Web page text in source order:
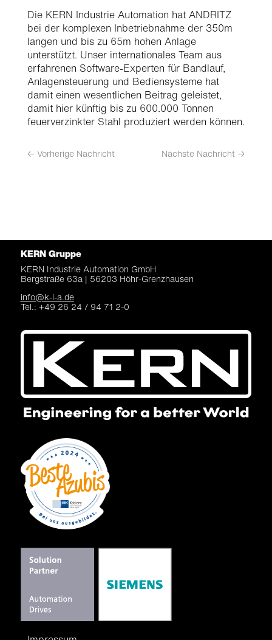
Die KERN Industrie Automation hat ANDRITZ
bei der komplexen Inbetriebnahme der 350m
langen und bis zu 65m hohen Anlage
unterstützt. Unser internationales Team aus
erfahrenen Software-Experten für Bandlauf,
Anlagensteuerung und Bediensysteme hat
damit einen wesentlichen Beitrag geleistet,
damit hier künftig bis zu 600.000 Tonnen
feuerverzinkter Stahl produziert werden können.
← Vorherige Nachricht Nächste Nachricht →
KERN Gruppe
KERN Industrie Automation GmbH
Bergstraße 63a | 56203 Höhr-Grenzhausen
info@k-i-a.de
Tel.: +49 26 24 / 94 71 2-0